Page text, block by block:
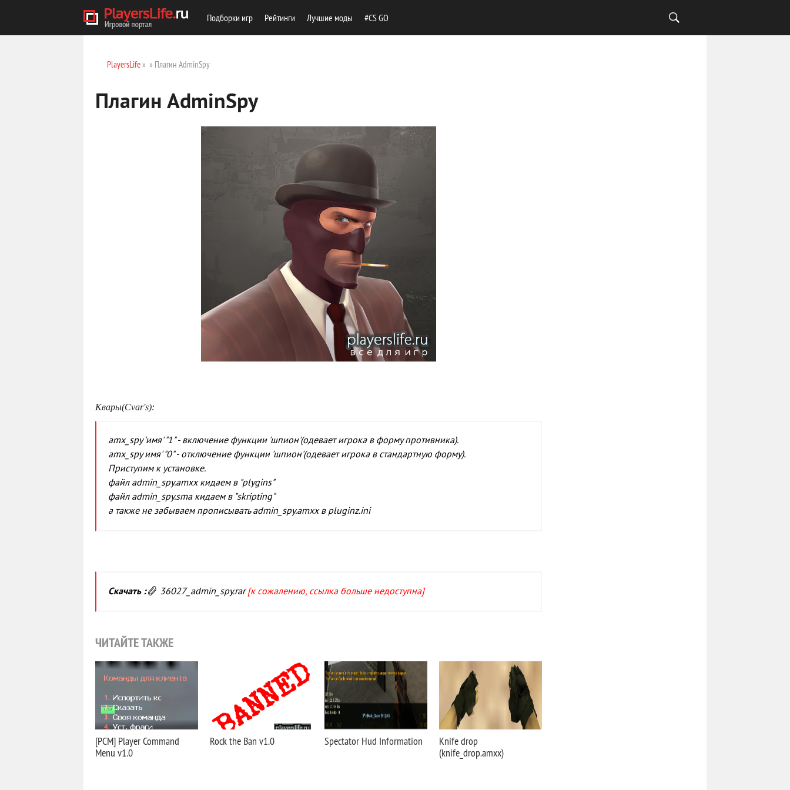
Подборки игр Рейтинги Лучшие моды #CS GO
PlayersLife» » Плагин AdminSpy
Плагин AdminSpy
Квары(Cvar's):
amx_spy 'имя' "1" - включение функции 'шпион'(одевает игрока в форму противника).
amx_spy имя' "0" - отключение функции 'шпион'(одевает игрока в стандартную форму).
Приступим к установке.
файл admin_spy.amxx кидаем в "plygins"
файл admin_spy.sma кидаем в "skripting"
а также не забываем прописывать admin_spy.amxx в pluginz.ini
Скачать : 36027_admin_spy.rar[к сожалению, ссылка больше недоступна]
ЧИТАЙТЕ ТАКЖЕ
[PCM] Player Command
Menu v1.0
Rock the Ban v1.0 Spectator Hud Information
Knife drop
(knife_drop.amxx)